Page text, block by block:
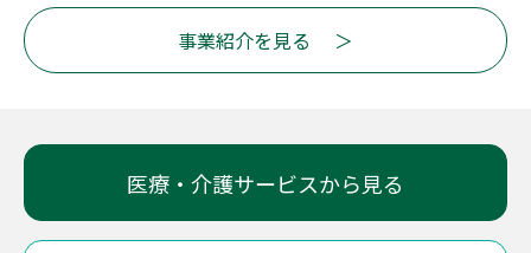
事業紹介を見る
医療・介護サービスから見る